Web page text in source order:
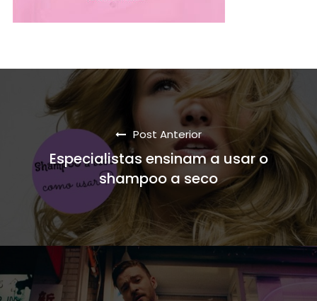
Post Anterior
Especialistas ensinam a usar o
shampoo a seco